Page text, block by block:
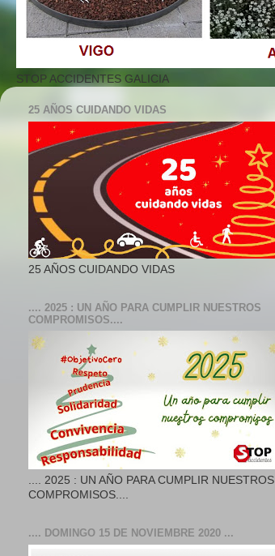
STOP ACCIDENTES GALICIA
25 AÑOS CUIDANDO VIDAS
25 AÑOS CUIDANDO VIDAS
.... 2025 : UN AÑO PARA CUMPLIR NUESTROS
COMPROMISOS....
.... 2025 : UN AÑO PARA CUMPLIR NUESTROS
COMPROMISOS....
.... DOMINGO 15 DE NOVIEMBRE 2020 ...